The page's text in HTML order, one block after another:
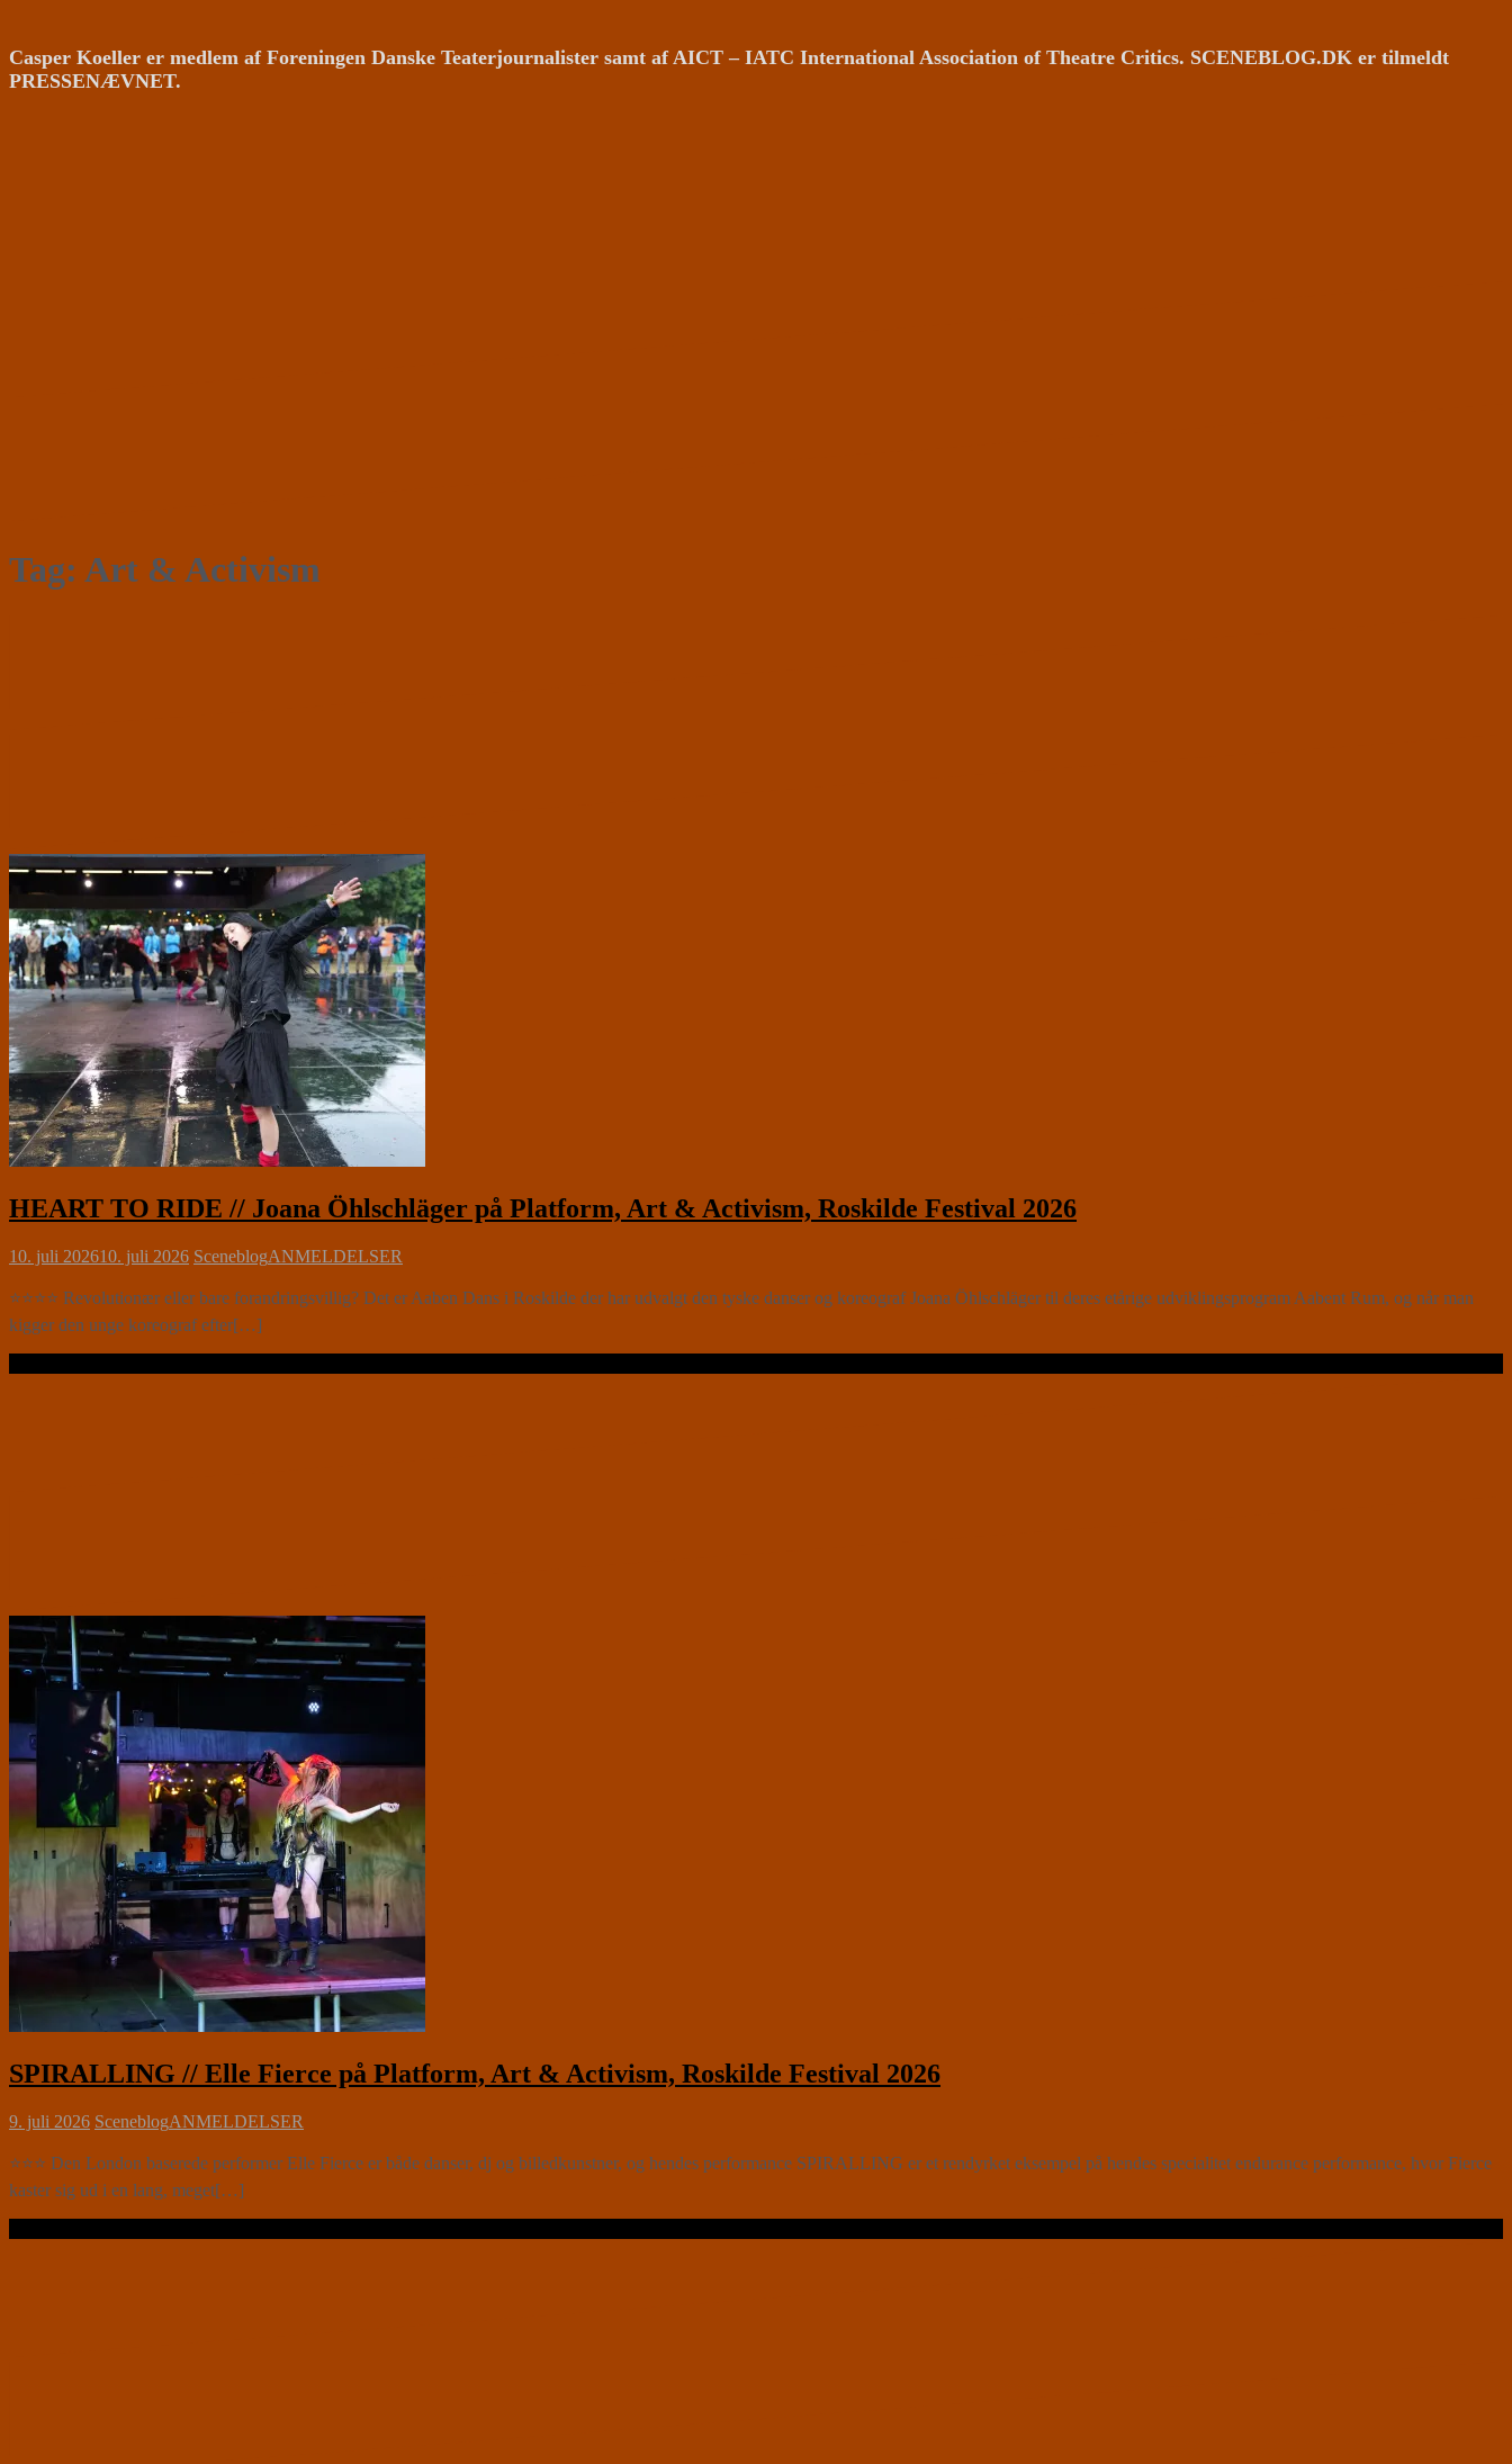
Casper Koeller er medlem af Foreningen Danske Teaterjournalister samt af AICT – IATC International Association of Theatre Critics. SCENEBLOG.DK er tilmeldt
PRESSENÆVNET.
Tag: Art & Activism
HEART TO RIDE // Joana Öhlschläger på Platform, Art & Activism, Roskilde Festival 2026
10. juli 202610. juli 2026 SceneblogANMELDELSER
⭐⭐⭐⭐ Revolutionær eller bare forandringsvillig? Det er Aaben Dans i Roskilde der har udvalgt den tyske danser og koreograf Joana Öhlschläger til deres etårige udviklingsprogram Aabent Rum, og når man
kigger den unge koreograf efter[…]
SPIRALLING // Elle Fierce på Platform, Art & Activism, Roskilde Festival 2026
9. juli 2026 SceneblogANMELDELSER
⭐⭐⭐ Den London baserede performer Elle Fierce er både danser, dj og billedkunstner, og hendes performance SPIRALLING er et rendyrket eksempel på hendes specialitet endurance performance, hvor Fierce
kaster sig ud i en lang, meget[…]